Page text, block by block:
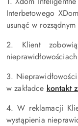
Interbetowego
usunąć w
2. Klient
3.
w zakładce kontakt
4. W reklamacji
wystąpienia